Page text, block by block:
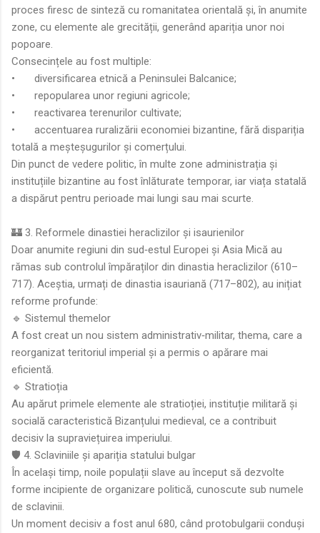
proces firesc de sinteză cu romanitatea orientală și, în anumite
zone, cu elemente ale grecității, generând apariția unor noi
popoare.
Consecințele au fost multiple:
•
diversificarea etnică a Peninsulei Balcanice;
•
repopularea unor regiuni agricole;
•
reactivarea terenurilor cultivate;
•
accentuarea ruralizării economiei bizantine, fără dispariția
totală a meșteșugurilor și comerțului.
Din punct de vedere politic, în multe zone administrația și
instituțiile bizantine au fost înlăturate temporar, iar viața statală
a dispărut pentru perioade mai lungi sau mai scurte.
🏰 3. Reformele dinastiei heraclizilor și isaurienilor
Doar anumite regiuni din sud‑estul Europei și Asia Mică au
rămas sub controlul împăraților din dinastia heraclizilor (610–
717). Aceștia, urmați de dinastia isauriană (717–802), au inițiat
reforme profunde:
🔹 Sistemul themelor
A fost creat un nou sistem administrativ‑militar, thema, care a
reorganizat teritoriul imperial și a permis o apărare mai
eficientă.
🔹 Stratioția
Au apărut primele elemente ale stratioției, instituție militară și
socială caracteristică Bizanțului medieval, ce a contribuit
decisiv la supraviețuirea imperiului.
🛡️ 4. Sclaviniile și apariția statului bulgar
În același timp, noile populații slave au început să dezvolte
forme incipiente de organizare politică, cunoscute sub numele
de sclavinii.
Un moment decisiv a fost anul 680, când protobulgarii conduși